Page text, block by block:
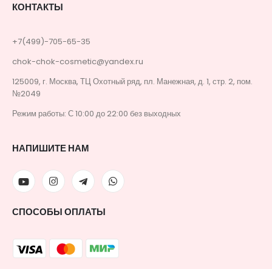
КОНТАКТЫ
+7(499)-705-65-35
chok-chok-cosmetic@yandex.ru
125009, г. Москва, ТЦ Охотный ряд, пл. Манежная, д. 1, стр. 2, пом.
№2049
Режим работы: С 10:00 до 22:00 без выходных
НАПИШИТЕ НАМ
СПОСОБЫ ОПЛАТЫ